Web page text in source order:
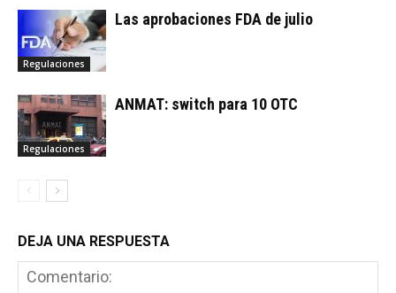
Regulaciones
Las aprobaciones FDA de julio
Regulaciones
ANMAT: switch para 10 OTC
DEJA UNA RESPUESTA